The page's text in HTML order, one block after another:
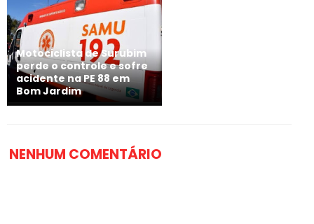
Motociclista de Surubim
perde o controle e sofre
acidente na PE 88 em
Bom Jardim
NENHUM COMENTÁRIO